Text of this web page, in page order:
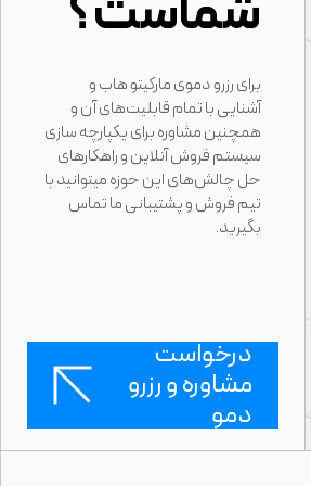
برای رزرو دموی مارکیتو هاب و
آشنایی با تمام قابلیت‌های آن و
همچنین مشاوره برای یکپارچه سازی
سیستم فروش آنلاین و راهکارهای
حل چالش‌های این حوزه میتوانید با
تیم فروش و پشتیبانی ما تماس
درخواست
مشاوره و رزرو
دمو